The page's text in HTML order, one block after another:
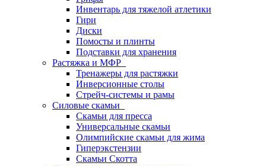
Инвентарь для тяжелой атлетики
Гири
Диски
Помосты и плинты
Подставки для хранения
Растяжка и МФР
Тренажеры для растяжки
Инверсионные столы
Стрейч-системы и рамы
Силовые скамьи
Скамьи для пресса
Универсальные скамьи
Олимпийские скамьи для жима
Гиперэкстензии
Скамьи Скотта